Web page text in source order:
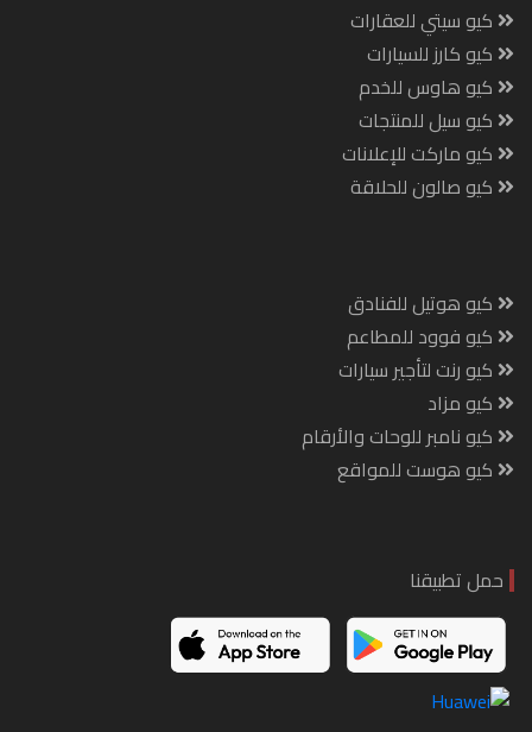
كيو سيتي للعقارات
كيو كارز للسيارات
كيو هاوس للخدم
كيو سيل للمنتجات
كيو ماركت للإعلانات
كيو صالون للحلاقة
كيو هوتيل للفنادق
كيو فوود للمطاعم
كيو رنت لتأجير سيارات
كيو مزاد
كيو نامبر للوحات والأرقام
كيو هوست للمواقع
حمل تطبيقنا